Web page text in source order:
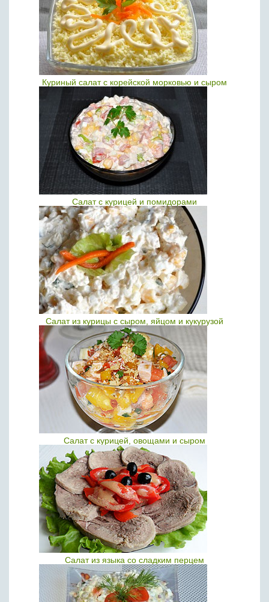
Куриный салат с корейской морковью и сыром
Салат с курицей и помидорами
Салат из курицы с сыром, яйцом и кукурузой
Салат с курицей, овощами и сыром
Салат из языка со сладким перцем